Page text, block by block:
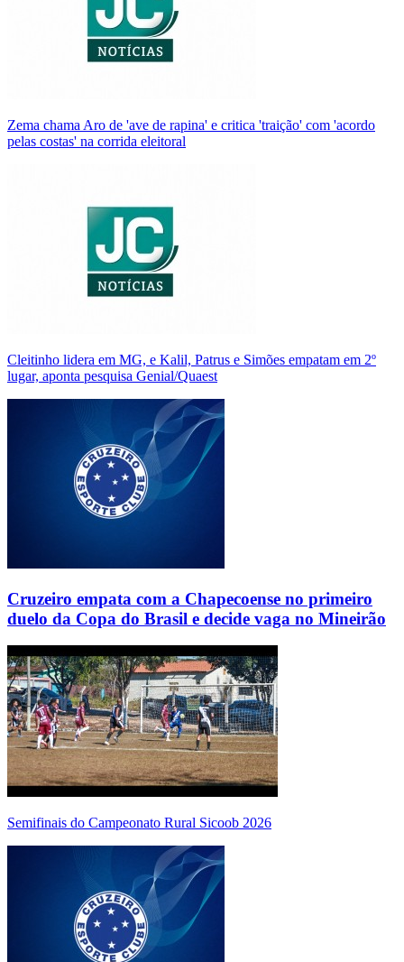
Zema chama Aro de 'ave de rapina' e critica 'traição' com 'acordo
pelas costas' na corrida eleitoral
Cleitinho lidera em MG, e Kalil, Patrus e Simões empatam em 2º
lugar, aponta pesquisa Genial/Quaest
Cruzeiro empata com a Chapecoense no primeiro
duelo da Copa do Brasil e decide vaga no Mineirão
Semifinais do Campeonato Rural Sicoob 2026